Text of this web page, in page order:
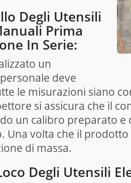
Degli Utensili
Prima
In Serie:
un
deve
le misurazioni siano
si assicura che il
un calibro preparato
Una volta che il
di massa.
Degli Utensili